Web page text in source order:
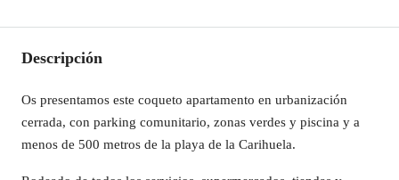
Descripción
Os presentamos este coqueto apartamento en urbanización
cerrada, con parking comunitario, zonas verdes y piscina y a
menos de 500 metros de la playa de la Carihuela.